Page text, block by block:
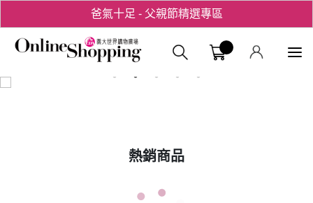
爸氣十足 - 父親節精選專區
用心愛你！七夕星選禮遇！義大購物
熱銷商品